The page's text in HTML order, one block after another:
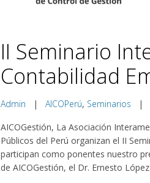
II Seminario
Contabilidad
Admin | AICOPerú, Seminarios |
AICOGestión, La Asociación
Públicos del Perú organizan el II
participan como ponentes nuestro
de AICOGestión, el Dr. Ernesto